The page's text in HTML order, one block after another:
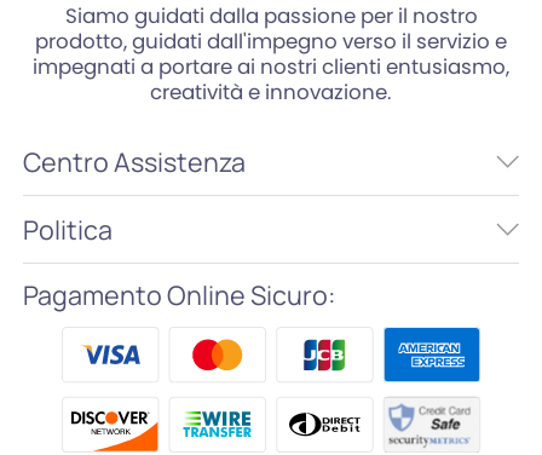
Siamo guidati dalla passione per il nostro
prodotto, guidati dall'impegno verso il servizio e
impegnati a portare ai nostri clienti entusiasmo,
creatività e innovazione.
Centro Assistenza
Politica
Pagamento Online Sicuro: